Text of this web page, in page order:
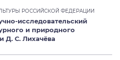
РОССИЙСКОЙ ФЕДЕРАЦИИ
исследовательский
и природного
Д. С. Лихачёва